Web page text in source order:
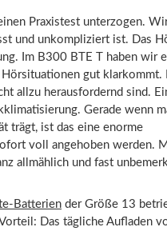
Praxistest unterzogen.
und unkompliziert ist. Das
Im B300 BTE T haben wir
gut klarkommt.
allzu herausfordernd sind.
Gerade wenn
trägt, ist das eine enorme
voll angehoben werden.
allmählich und fast
Batterien der Größe 13
Das tägliche Aufladen